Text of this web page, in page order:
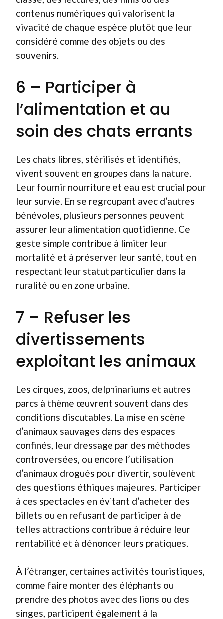
contenus numériques qui valorisent la
vivacité de chaque espèce plutôt que leur
considéré comme des objets ou des
souvenirs.
6 – Participer à
l’alimentation et au
soin des chats errants
Les chats libres, stérilisés et identifiés,
vivent souvent en groupes dans la nature.
Leur fournir nourriture et eau est crucial pour
leur survie. En se regroupant avec d’autres
bénévoles, plusieurs personnes peuvent
assurer leur alimentation quotidienne. Ce
geste simple contribue à limiter leur
mortalité et à préserver leur santé, tout en
respectant leur statut particulier dans la
ruralité ou en zone urbaine.
7 – Refuser les
divertissements
exploitant les animaux
Les cirques, zoos, delphinariums et autres
parcs à thème œuvrent souvent dans des
conditions discutables. La mise en scène
d’animaux sauvages dans des espaces
confinés, leur dressage par des méthodes
controversées, ou encore l’utilisation
d’animaux drogués pour divertir, soulèvent
des questions éthiques majeures. Participer
à ces spectacles en évitant d’acheter des
billets ou en refusant de participer à de
telles attractions contribue à réduire leur
rentabilité et à dénoncer leurs pratiques.
À l’étranger, certaines activités touristiques,
comme faire monter des éléphants ou
prendre des photos avec des lions ou des
singes, participent également à la